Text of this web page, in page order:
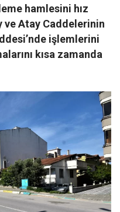
hamlesini hız
ve Atay Caddelerinin
işlemlerini
kısa zamanda